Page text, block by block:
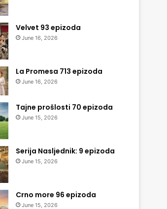
Velvet 93 epizoda
June 16, 2026
La Promesa 713 epizoda
June 16, 2026
Tajne prošlosti 70 epizoda
June 15, 2026
Serija Nasljednik: 9 epizoda
June 15, 2026
Crno more 96 epizoda
June 15, 2026